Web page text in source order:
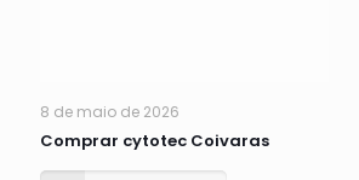
8 de maio de 2026
Comprar cytotec Coivaras